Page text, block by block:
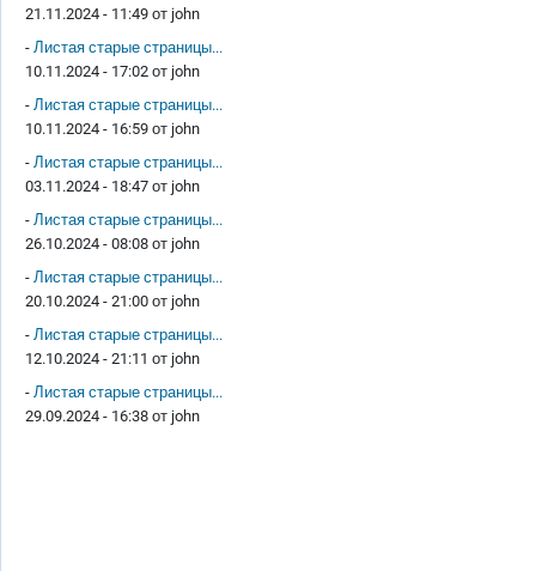
21.11.2024 - 11:49 от john
- Листая старые страницы...
10.11.2024 - 17:02 от john
- Листая старые страницы...
10.11.2024 - 16:59 от john
- Листая старые страницы...
03.11.2024 - 18:47 от john
- Листая старые страницы...
26.10.2024 - 08:08 от john
- Листая старые страницы...
20.10.2024 - 21:00 от john
- Листая старые страницы...
12.10.2024 - 21:11 от john
- Листая старые страницы...
29.09.2024 - 16:38 от john